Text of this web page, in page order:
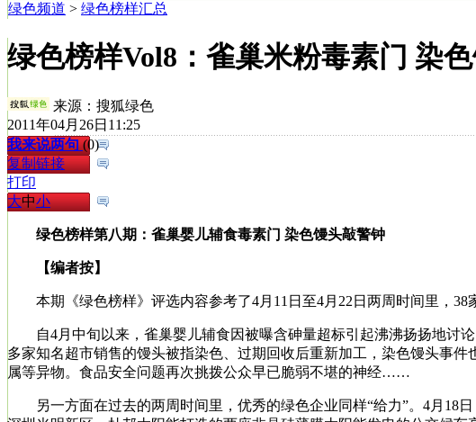
绿色频道 > 绿色榜样汇总
绿色榜样Vol8：雀巢米粉毒素门 染
来源： 搜狐绿色
2011年04月26日11:25
我来说两句 (0)
复制链接
打印
大中小
绿色榜样第八期：雀巢婴儿辅食毒素门 染色馒头敲警钟
【编者按】
本期《绿色榜样》评选内容参考了4月11日至4月22日两周时间里，38
自4月中旬以来，雀巢婴儿辅食因被曝含砷量超标引起沸沸扬扬地讨论
多家知名超市销售的馒头被指染色、过期回收后重新加工，染色馒头事
属等异物。食品安全问题再次挑拨公众早已脆弱不堪的神经……
另一方面在过去的两周时间里，优秀的绿色企业同样“给力”。4月18日